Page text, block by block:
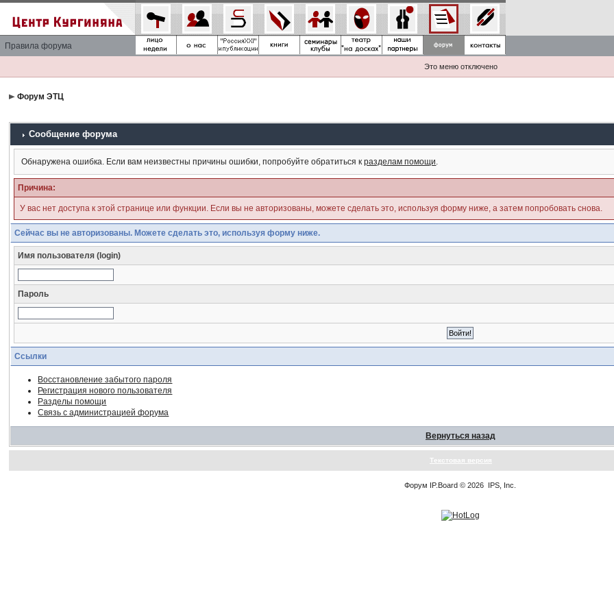
Правила форума
Это меню отключено
Форум ЭТЦ
Сообщение форума
Обнаружена ошибка. Если вам неизвестны причины ошибки, попробуйте обратиться кразделам помощи.
Причина:
У вас нет доступа к этой странице или функции. Если вы не авторизованы, можете сделать это, используя форму ниже, а затем попробовать снова.
Сейчас вы не авторизованы. Можете сделать это, используя форму ниже.
Имя пользователя (login)
Пароль
Ссылки
Восстановление забытого пароля
Регистрация нового пользователя
Разделы помощи
Связь с администрацией форума
Вернуться назад
Текстовая версия
Форум IP.Board © 2026 IPS, Inc